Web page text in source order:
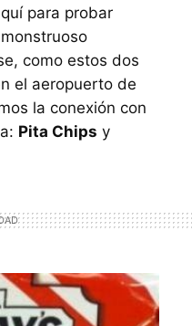
para probar
como estos dos
el aeropuerto de
la conexión con
Pita Chips y